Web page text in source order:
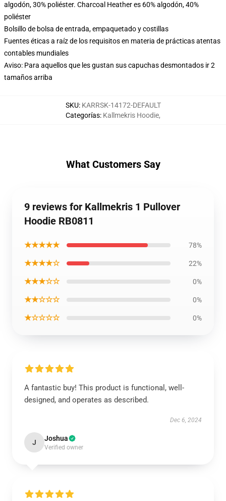
algodón, 30% poliéster. Charcoal Heather es 60% algodón, 40%
poliéster
Bolsillo de bolsa de entrada, empaquetado y costillas
Fuentes éticas a raíz de los requisitos en materia de prácticas atentas
contables mundiales
Aviso: Para aquellos que les gustan sus capuchas desmontados ir 2
tamaños arriba
SKU: KARRSK-14172-DEFAULT
Categorías: Kallmekris Hoodie,
What Customers Say
9 reviews for Kallmekris 1 Pullover
Hoodie RB0811
★★★★★ 78%
★★★★☆ 22%
★★★☆☆ 0%
★★☆☆☆ 0%
★☆☆☆☆ 0%
A fantastic buy! This product is functional, well-
designed, and operates as described.
Dec 6, 2024
J Joshua
Verified owner